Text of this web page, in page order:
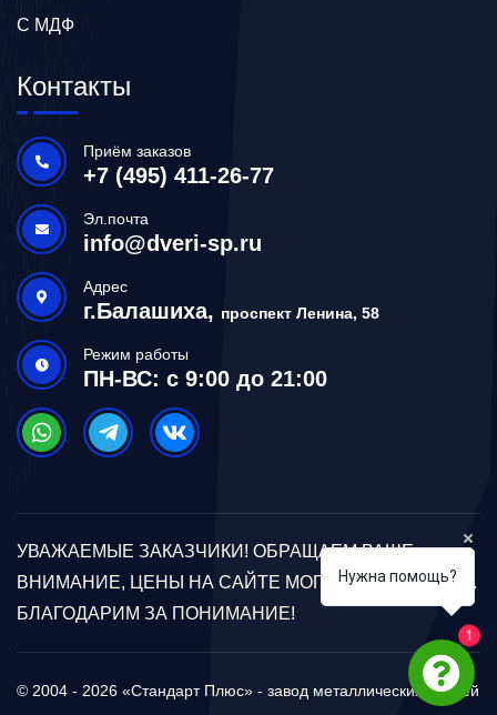
С МДФ
Контакты
Приём заказов
+7 (495) 411-26-77
Эл.почта
info@dveri-sp.ru
Адрес
г.Балашиха, проспект Ленина, 58
Режим работы
ПН-ВС: с 9:00 до 21:00
УВАЖАЕМЫЕ ЗАКАЗЧИКИ! ОБРАЩАЕМ ВАШЕ
ВНИМАНИЕ, ЦЕНЫ НА САЙТЕ МОГУТ ОТЛИЧАТЬСЯ.
БЛАГОДАРИМ ЗА ПОНИМАНИЕ!
© 2004 - 2026 «Стандарт Плюс» - завод металлических дверей
Нужна помощь?
1